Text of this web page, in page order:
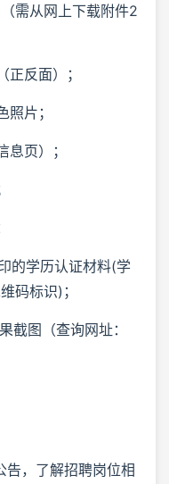
需从网上下载附件2
正反面）；
照片；
息页）；
的学历认证材料(学
码标识)；
截图（查询网址：
告，了解招聘岗位相